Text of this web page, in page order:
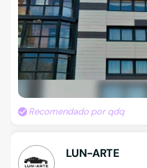
Recomendado por qdq
LUN-ARTE